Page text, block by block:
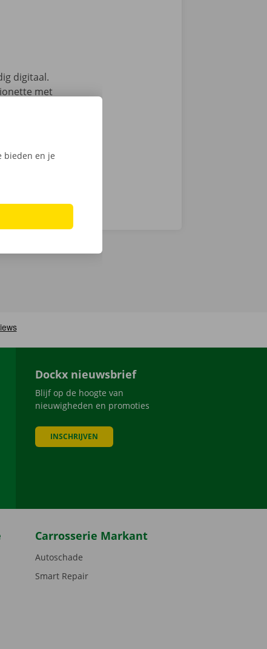
digitaal.
met
Dockx nieuwsbrief
Blijf op de hoogte van
nieuwigheden en promoties
INSCHRIJVEN
Carrosserie Markant
Autoschade
Smart Repair
bieden en je